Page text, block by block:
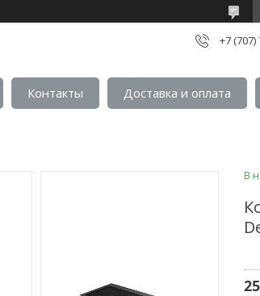
+7 (707)
Контакты Доставка и оплата
В